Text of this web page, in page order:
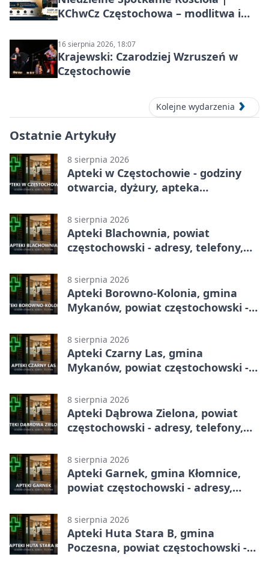
KChwCz Częstochowa – modlitwa i
16 sierpnia 2026, 18:07
Krajewski: Czarodziej Wzruszeń w
Częstochowie
Kolejne wydarzenia
Ostatnie Artykuły
8 sierpnia 2026
Apteki w Częstochowie - godziny
otwarcia, dyżury, apteka
8 sierpnia 2026
Apteki Blachownia, powiat
częstochowski - adresy, telefony,
8 sierpnia 2026
Apteki Borowno-Kolonia, gmina
Mykanów, powiat częstochowski -
8 sierpnia 2026
Apteki Czarny Las, gmina
Mykanów, powiat częstochowski -
8 sierpnia 2026
Apteki Dąbrowa Zielona, powiat
częstochowski - adresy, telefony,
8 sierpnia 2026
Apteki Garnek, gmina Kłomnice,
powiat częstochowski - adresy,
8 sierpnia 2026
Apteki Huta Stara B, gmina
Poczesna, powiat częstochowski -